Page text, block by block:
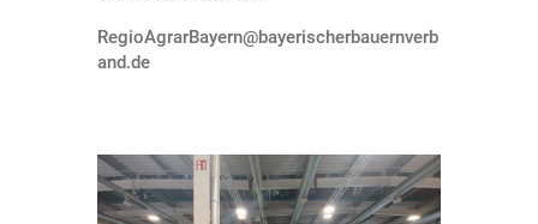
RegioAgrarBayern@bayerischerbauernverb
and.de